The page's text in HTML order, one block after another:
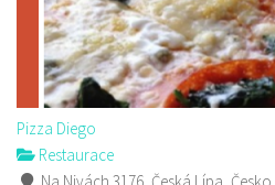
Pizza Diego
Restaurace